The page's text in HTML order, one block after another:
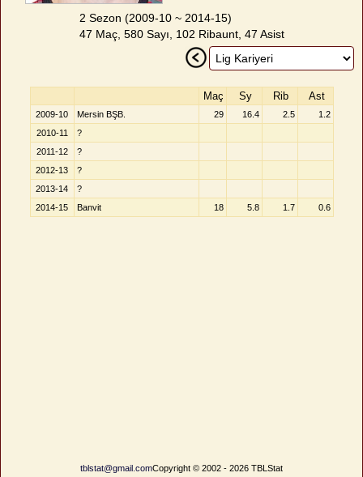
2 Sezon (2009-10 ~ 2014-15)
47 Maç, 580 Sayı, 102 Ribaunt, 47 Asist
Maç Sy Rib Ast
2009-10 Mersin BŞB. 29 16.4 2.5
1.2
2010-11
?
2011-12
?
2012-13
?
2013-14
?
2014-15
Banvit 18 5.8 1.7 0.6
tblstat@gmail.comCopyright © 2002 - 2026 TBLStat